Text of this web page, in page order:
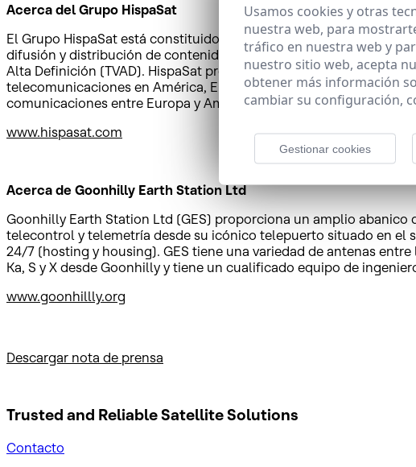
Acerca del Grupo HispaSat
El Grupo HispaSat está constituido por empresas con presencia
difusión y distribución de contenidos en español y portugués,
Alta Definición (TVAD). HispaSat provee también servicios de
telecomunicaciones en América, Europa y el norte de África.
comunicaciones entre Europa y América.
www.hispasat.com
Acerca de Goonhilly Earth Station Ltd
Goonhilly Earth Station Ltd (GES) proporciona un amplio
telecontrol y telemetría desde su icónico telepuerto situado en el
24/7 (hosting y housing). GES tiene una variedad de antenas
Ka, S y X desde Goonhilly y tiene un cualificado equipo de
www.goonhillly.org
Descargar nota de prensa
Trusted and ReliableSatellite Solutions
Contacto
Usamos cookies y otras
nuestra web, para
tráfico en nuestra web y
nuestro sitio web, acepta
obtener más información
cambiar su configuración,
Gestionar cookies